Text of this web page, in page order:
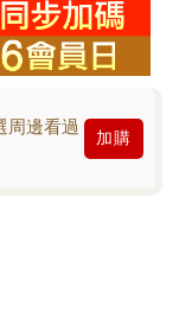
周邊看過
加購